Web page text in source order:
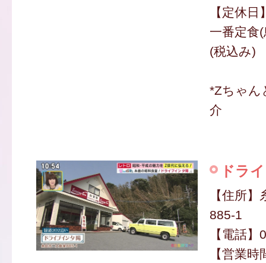
【定休日
一番定食
(税込み)
*Zちゃん
介
ドラ
【住所
885-1
【電話
【営業